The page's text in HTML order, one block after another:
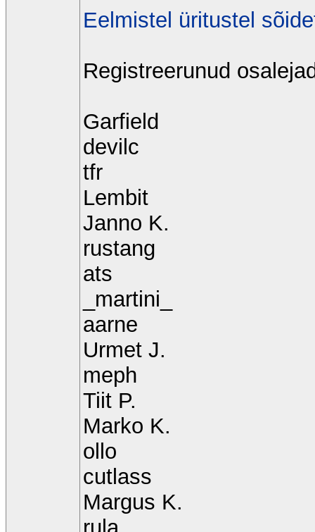
Eelmistel üritustel
Registreerunud
Garfield
devilc
tfr
Lembit
Janno K.
rustang
ats
_martini_
aarne
Urmet J.
meph
Tiit P.
Marko K.
ollo
cutlass
Margus K.